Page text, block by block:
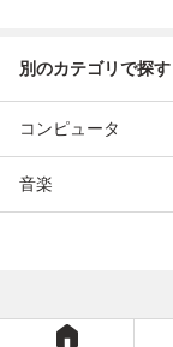
別のカテゴリで探す
コンピュータ
音楽